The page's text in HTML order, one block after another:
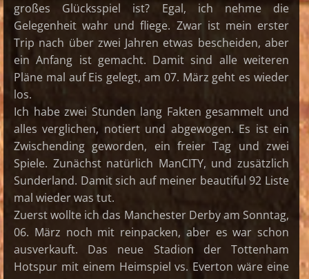
großes Glücksspiel ist? Egal, ich nehme die
Gelegenheit wahr und fliege. Zwar ist mein erster
Trip nach über zwei Jahren etwas bescheiden, aber
ein Anfang ist gemacht. Damit sind alle weiteren
Pläne mal auf Eis gelegt, am 07. März geht es wieder
los.
Ich habe zwei Stunden lang Fakten gesammelt und
alles verglichen, notiert und abgewogen. Es ist ein
Zwischending geworden, ein freier Tag und zwei
Spiele. Zunächst natürlich ManCITY, und zusätzlich
Sunderland. Damit sich auf meiner beautiful 92 Liste
mal wieder was tut.
Zuerst wollte ich das Manchester Derby am Sonntag,
06. März noch mit reinpacken, aber es war schon
ausverkauft. Das neue Stadion der Tottenham
Hotspur mit einem Heimspiel vs. Everton wäre eine